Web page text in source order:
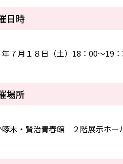
日時
７月１８日（土）18：00～19：
場所
啄木・賢治青春館 ２階展示ホー